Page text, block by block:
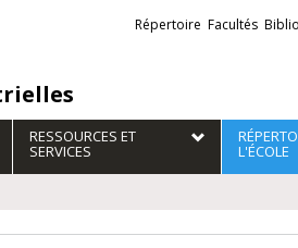
Liens
externes
Répertoire Facultés
RESSOURCES ET
SERVICES L'ÉCOLE